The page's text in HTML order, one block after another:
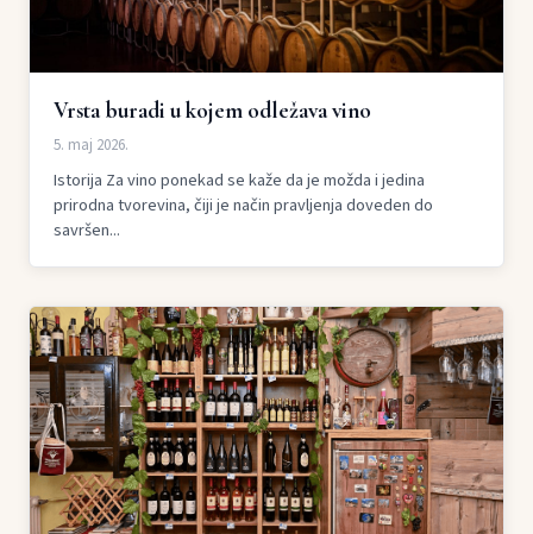
Vrsta buradi u kojem odležava vino
5. maj 2026.
Istorija Za vino ponekad se kaže da je možda i jedina
prirodna tvorevina, čiji je način pravljenja doveden do
savršen...